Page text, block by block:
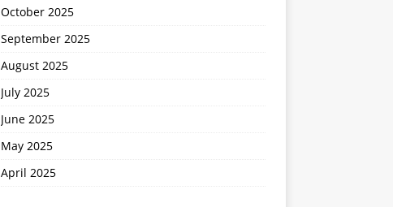
October 2025
September 2025
August 2025
July 2025
June 2025
May 2025
April 2025